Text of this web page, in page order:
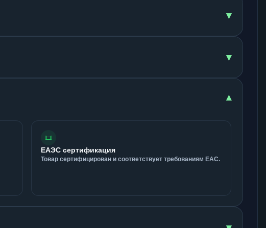
▾
▾
▾
📜
ЕАЭС сертификация
Товар сертифицирован и соответствует требованиям ЕАС.